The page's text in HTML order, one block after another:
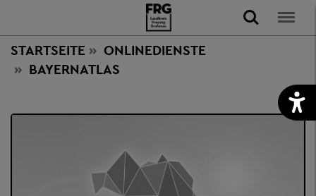
STARTSEITE
ONLINEDIENSTE
BAYERNATLAS